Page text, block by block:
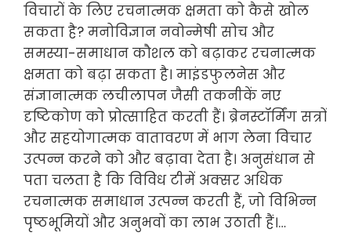
विचारों के लिए रचनात्मक क्षमता को कैसे खोल
सकता है? मनोविज्ञान नवोन्मेषी सोच और
समस्या-समाधान कौशल को बढ़ाकर रचनात्मक
क्षमता को बढ़ा सकता है। माइंडफुलनेस और
संज्ञानात्मक लचीलापन जैसी तकनीकें नए
दृष्टिकोण को प्रोत्साहित करती हैं। ब्रेनस्टॉर्मिंग सत्रों
और सहयोगात्मक वातावरण में भाग लेना विचार
उत्पन्न करने को और बढ़ावा देता है। अनुसंधान से
पता चलता है कि विविध टीमें अक्सर अधिक
रचनात्मक समाधान उत्पन्न करती हैं, जो विभिन्न
पृष्ठभूमियों और अनुभवों का लाभ उठाती हैं।…